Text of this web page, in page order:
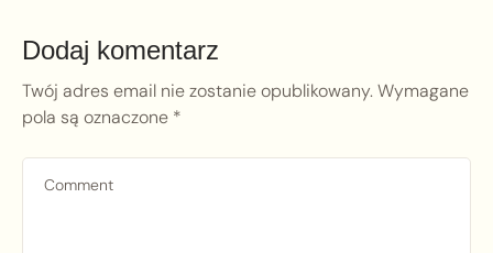
Dodaj komentarz
Twój adres email nie zostanie opublikowany.Wymagane
pola są oznaczone *